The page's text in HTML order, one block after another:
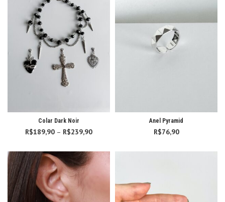
Colar Dark Noir
R$189,90 – R$239,90
R$189,90
Anel Pyramid
R$76,90